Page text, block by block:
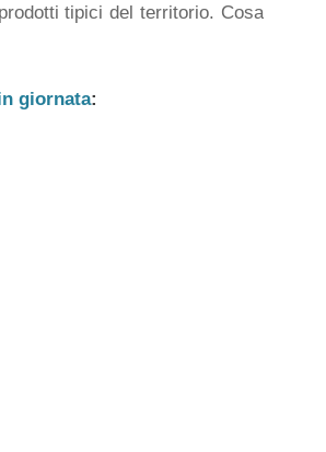
tipici del territorio. Cosa
giornata: